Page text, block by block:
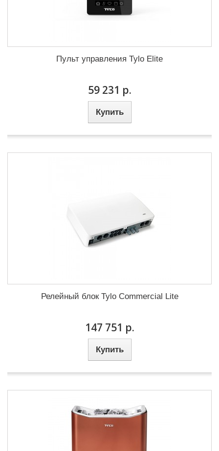
Пульт управления Tylo Elite
59 231 р.
Купить
Релейный блок Tylo Commercial Lite
147 751 р.
Купить